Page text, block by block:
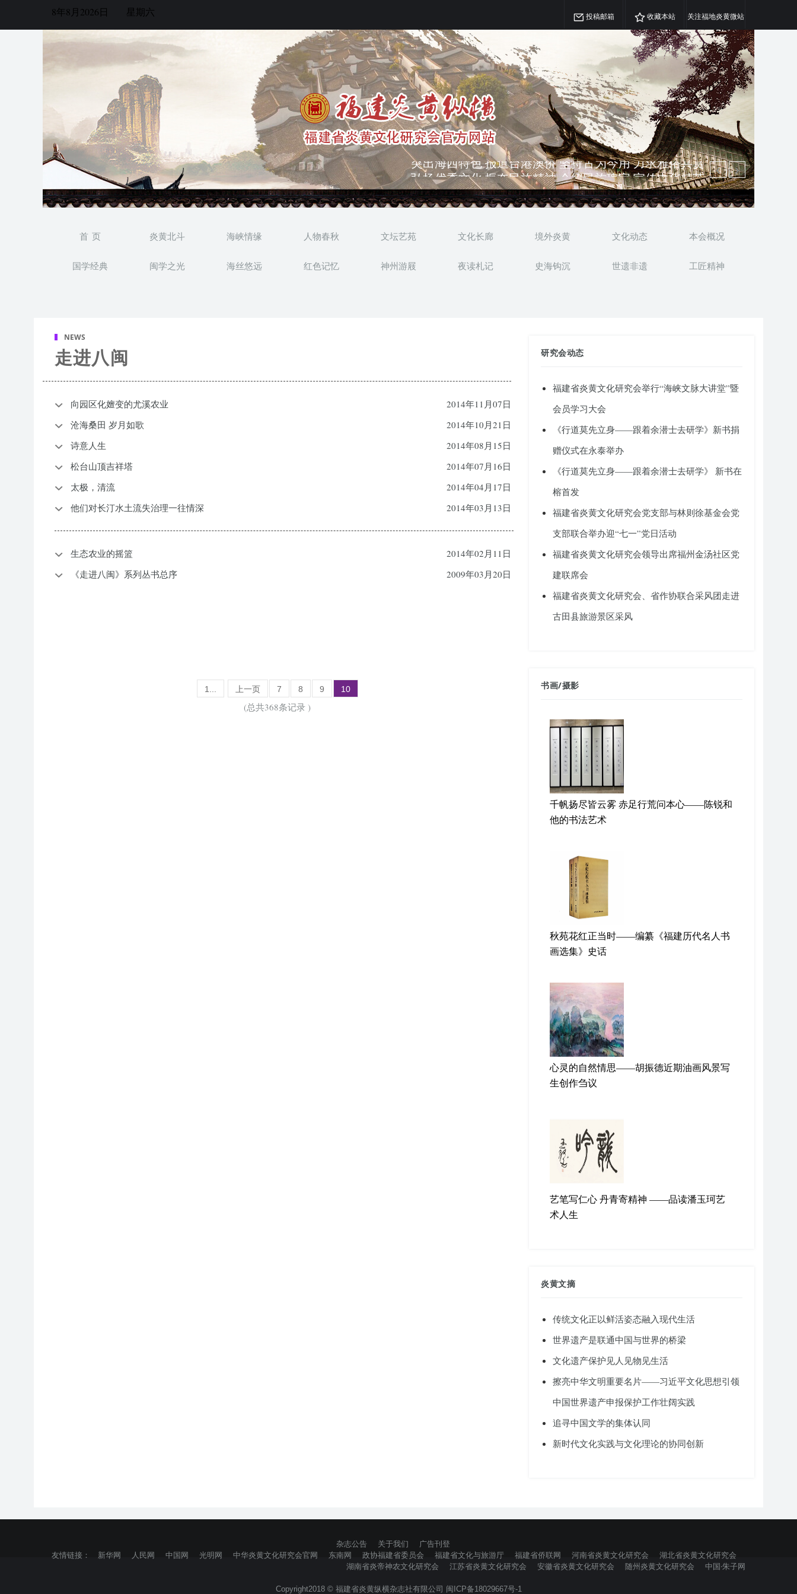
8年8月2026日 星期六 投稿邮箱 收藏本站 关注福地炎黄微站
弘扬优秀文化 振奋民族精神 介绍民族瑰宝 宣传中华精英
突出海西特色 报道台港澳侨 坚持古为今用 力求雅俗共赏
首 页 炎黄北斗 海峡情缘 人物春秋 文坛艺苑 文化长廊 境外炎黄 文化动态 本会概况
国学经典 闽学之光 海丝悠远 红色记忆 神州游屐 夜读札记 史海钩沉 世遗非遗 工匠精神
NEWS
走进八闽
向园区化嬗变的尤溪农业
2014年11月07日
沧海桑田 岁月如歌
2014年10月21日
诗意人生
2014年08月15日
松台山顶吉祥塔
2014年07月16日
太极，清流
2014年04月17日
他们对长汀水土流失治理一往情深
2014年03月13日
生态农业的摇篮
2014年02月11日
《走进八闽》系列丛书总序
2009年03月20日
1... 上一页 7 8 9 10
(总共368条记录 )
研究会动态
福建省炎黄文化研究会举行“海峡文脉大讲堂”暨
会员学习大会
《行道莫先立身——跟着余潜士去研学》新书捐
赠仪式在永泰举办
《行道莫先立身——跟着余潜士去研学》 新书在
榕首发
福建省炎黄文化研究会党支部与林则徐基金会党
支部联合举办迎“七一”党日活动
福建省炎黄文化研究会领导出席福州金汤社区党
建联席会
福建省炎黄文化研究会、省作协联合采风团走进
古田县旅游景区采风
书画/摄影
千帆扬尽皆云雾 赤足行荒问本心——陈锐和
他的书法艺术
秋苑花红正当时——编纂《福建历代名人书
画选集》史话
心灵的自然情思——胡振德近期油画风景写
生创作刍议
艺笔写仁心 丹青寄精神 ——品读潘玉珂艺
术人生
炎黄文摘
传统文化正以鲜活姿态融入现代生活
世界遗产是联通中国与世界的桥梁
文化遗产保护见人见物见生活
擦亮中华文明重要名片——习近平文化思想引领
中国世界遗产申报保护工作壮阔实践
追寻中国文学的集体认同
新时代文化实践与文化理论的协同创新
杂志公告 关于我们
广告刊登
友情链接：
新华网 人民网 中国网 光明网 中华炎黄文化研究会官网 东南网 政协福建省委员会 福建省文化与旅游厅 福建省侨联网 河南省炎黄文化研究会
湖北省炎黄文化研究会
湖南省炎帝神农文化研究会
江苏省炎黄文化研究会 安徽省炎黄文化研究会 随州炎黄文化研究会 中国·朱子网
Copyright2018 © 福建省炎黄纵横杂志社有限公司 闽ICP备18029667号-1